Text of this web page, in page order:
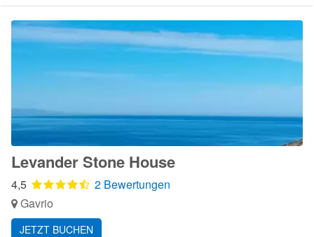
Levander Stone House
4,5
2 Bewertungen
Gavrio
JETZT BUCHEN